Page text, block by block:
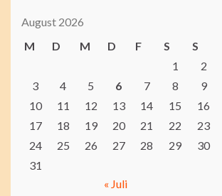
August 2026
M
D M D F S
S
1
2
3
4 5 6 7 8
9
10
11 12 13 14 15
16
17
18 19 20 21 22
23
24
25 26 27 28 29
30
31
« Juli